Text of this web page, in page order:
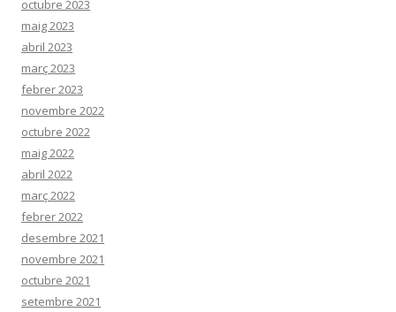
octubre 2023
maig 2023
abril 2023
març 2023
febrer 2023
novembre 2022
octubre 2022
maig 2022
abril 2022
març 2022
febrer 2022
desembre 2021
novembre 2021
octubre 2021
setembre 2021